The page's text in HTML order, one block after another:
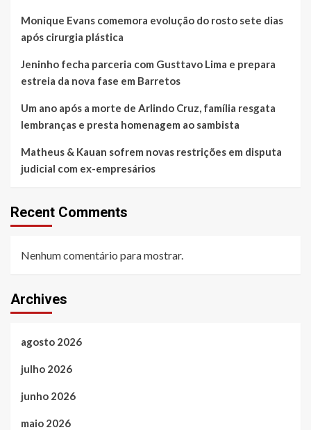
Festival
Monique Evans comemora evolução do rosto sete dias
após cirurgia plástica
Jeninho fecha parceria com Gusttavo Lima e prepara
estreia da nova fase em Barretos
Um ano após a morte de Arlindo Cruz, família resgata
lembranças e presta homenagem ao sambista
Matheus & Kauan sofrem novas restrições em disputa
judicial com ex-empresários
Recent Comments
Nenhum comentário para mostrar.
Archives
agosto 2026
julho 2026
junho 2026
maio 2026